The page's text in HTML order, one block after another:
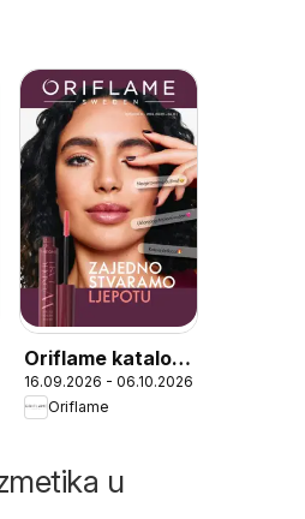
Oriflame katalog
13
16.09.2026 - 06.10.2026
Oriflame
u